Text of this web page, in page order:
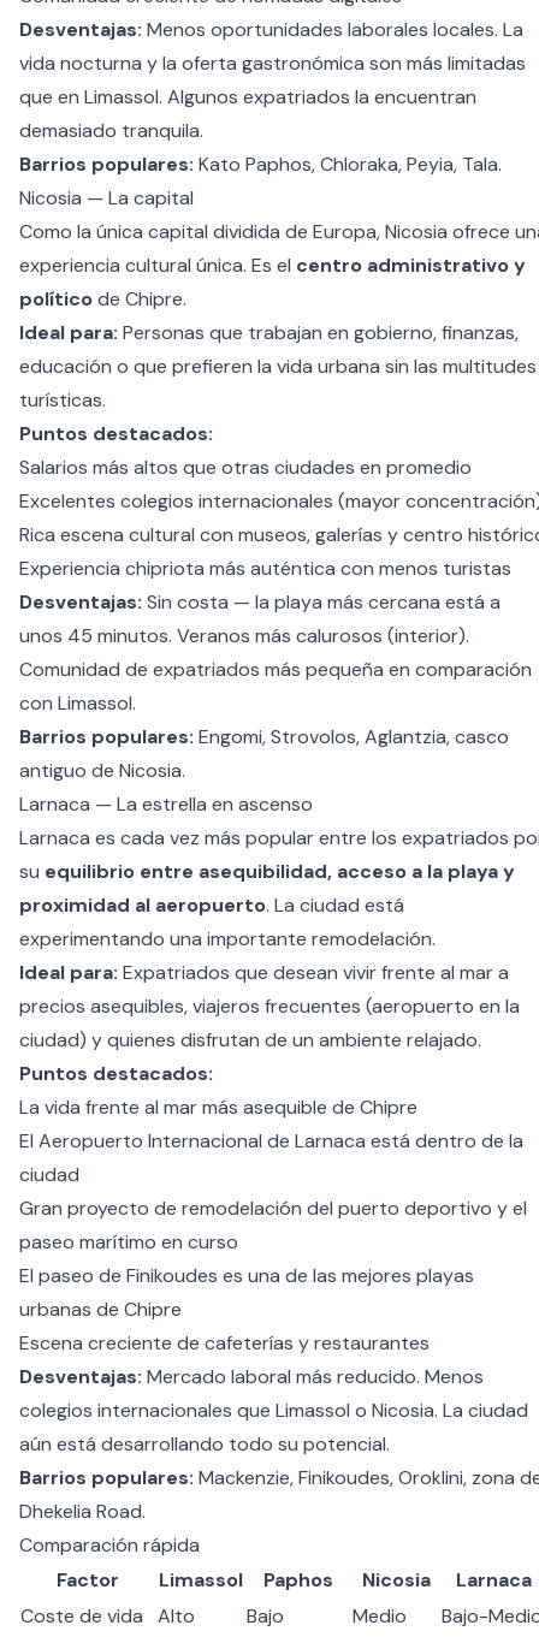
Desventajas: Menos oportunidades laborales locales. La
vida nocturna y la oferta gastronómica son más limitadas
que en Limassol. Algunos expatriados la encuentran
demasiado tranquila.
Barrios populares: Kato Paphos, Chloraka, Peyia, Tala.
Nicosia — La capital
Como la única capital dividida de Europa, Nicosia ofrece
experiencia cultural única. Es el centro administrativo y
políticode Chipre.
Ideal para: Personas que trabajan en gobierno, finanzas,
educación o que prefieren la vida urbana sin las multitudes
turísticas.
Puntos destacados:
Salarios más altos que otras ciudades en promedio
Excelentes colegios internacionales (mayor
Rica escena cultural con museos, galerías y centro
Experiencia chipriota más auténtica con menos turistas
Desventajas: Sin costa — la playa más cercana está a
unos 45 minutos. Veranos más calurosos (interior).
Comunidad de expatriados más pequeña en comparación
con Limassol.
Barrios populares: Engomi, Strovolos, Aglantzia, casco
antiguo de Nicosia.
Larnaca — La estrella en ascenso
Larnaca es cada vez más popular entre los expatriados
su equilibrio entre asequibilidad, acceso a la playa y
proximidad al aeropuerto. La ciudad está
experimentando una importante remodelación.
Ideal para: Expatriados que desean vivir frente al mar a
precios asequibles, viajeros frecuentes (aeropuerto en la
ciudad) y quienes disfrutan de un ambiente relajado.
Puntos destacados:
La vida frente al mar más asequible de Chipre
El Aeropuerto Internacional de Larnaca está dentro de la
ciudad
Gran proyecto de remodelación del puerto deportivo y el
paseo marítimo en curso
El paseo de Finikoudes es una de las mejores playas
urbanas de Chipre
Escena creciente de cafeterías y restaurantes
Desventajas: Mercado laboral más reducido. Menos
colegios internacionales que Limassol o Nicosia. La ciudad
aún está desarrollando todo su potencial.
Barrios populares: Mackenzie, Finikoudes, Oroklini, zona
Dhekelia Road.
Comparación rápida
Factor
Limassol Paphos Nicosia
Larnaca
Coste de vida
Alto Bajo Medio
Bajo-